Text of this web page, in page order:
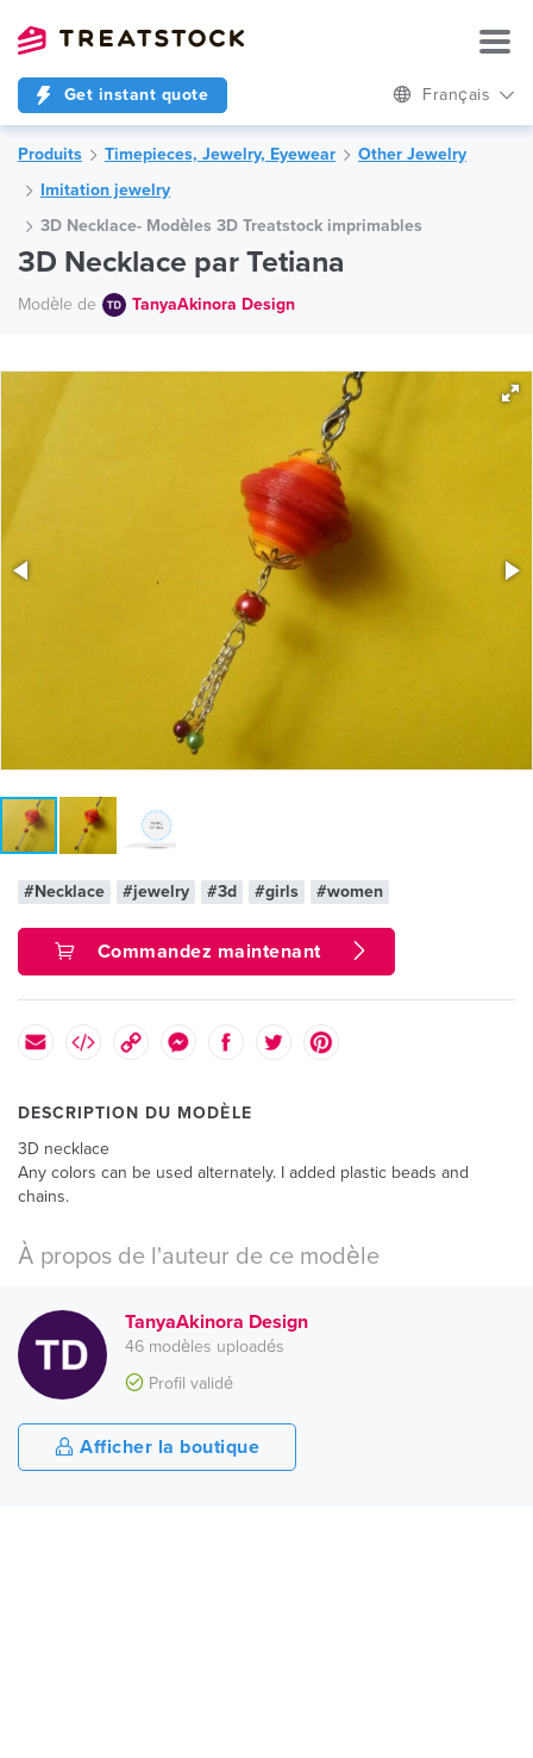
Get instant quote Français
Produits Timepieces, Jewelry, Eyewear
Other Jewelry
Imitation jewelry
3D Necklace- Modèles 3D Treatstock imprimables
3D Necklace par Tetiana
Modèle de TanyaAkinora Design
#Necklace #jewelry #3d #girls #women
Commandez maintenant
DESCRIPTION DU MODÈLE
3D necklace
Any colors can be used alternately. I added plastic beads and
chains.
À propos de l'auteur de ce modèle
TanyaAkinora Design
46 modèles uploadés
Profil validé
Afficher la boutique